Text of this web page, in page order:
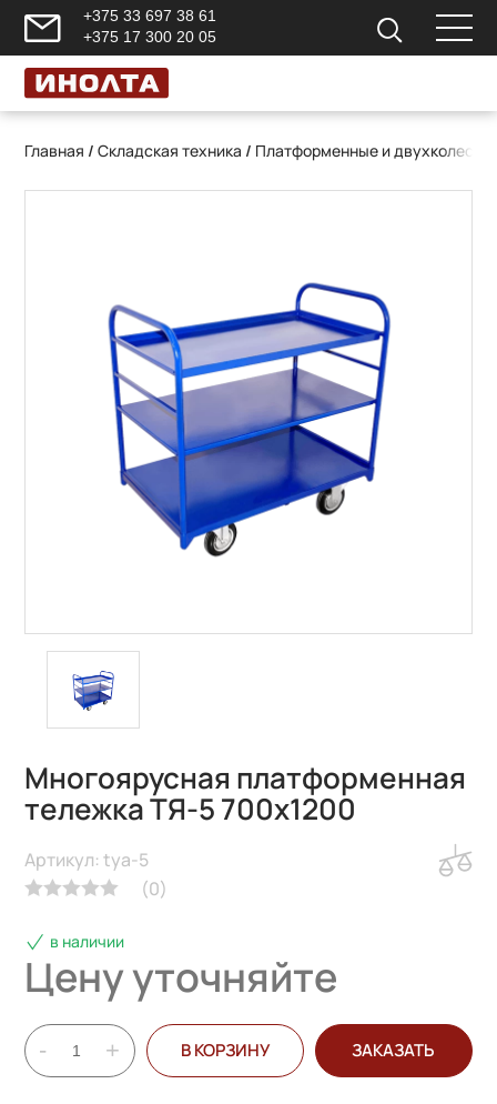
+375 33 697 38 61
+375 17 300 20 05
Главная /Складская техника / Платформенные и
Многоярусная платформенная
тележка ТЯ-5 700х1200
(0)
Артикул: tya-5
в наличии
Цену уточняйте
- + В КОРЗИНУ ЗАКАЗАТЬ